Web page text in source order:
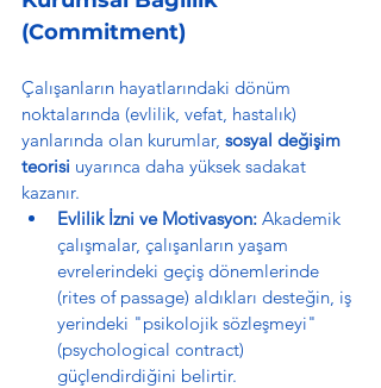
(Commitment)
Çalışanların hayatlarındaki dönüm
noktalarında (evlilik, vefat, hastalık)
yanlarında olan kurumlar, sosyal değişim
teorisi uyarınca daha yüksek sadakat
kazanır.
Evlilik İzni ve Motivasyon: Akademik
çalışmalar, çalışanların yaşam
evrelerindeki geçiş dönemlerinde
(rites of passage) aldıkları desteğin, iş
yerindeki "psikolojik sözleşmeyi"
(psychological contract)
güçlendirdiğini belirtir.